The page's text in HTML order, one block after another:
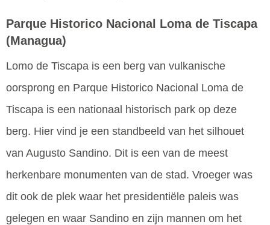
Parque Historico Nacional Loma de Tiscapa
(Managua)
Lomo de Tiscapa is een berg van vulkanische
oorsprong en Parque Historico Nacional Loma de
Tiscapa is een nationaal historisch park op deze
berg. Hier vind je een standbeeld van het silhouet
van Augusto Sandino. Dit is een van de meest
herkenbare monumenten van de stad. Vroeger was
dit ook de plek waar het presidentiële paleis was
gelegen en waar Sandino en zijn mannen om het